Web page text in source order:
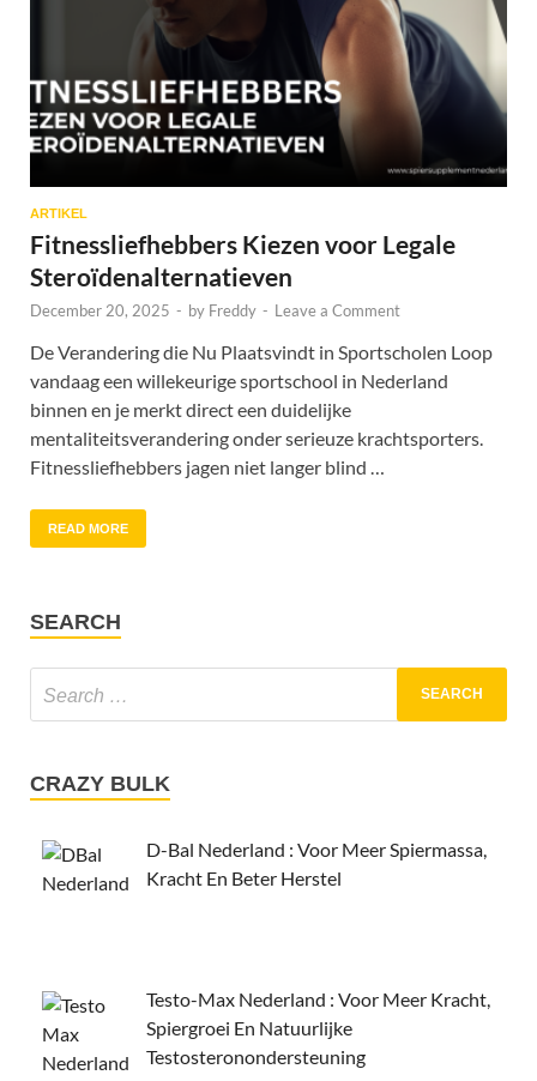
ARTIKEL
Fitnessliefhebbers Kiezen voor Legale
Steroïdenalternatieven
December 20, 2025 - by Freddy - Leave a Comment
De Verandering die Nu Plaatsvindt in Sportscholen Loop
vandaag een willekeurige sportschool in Nederland
binnen en je merkt direct een duidelijke
mentaliteitsverandering onder serieuze krachtsporters.
Fitnessliefhebbers jagen niet langer blind …
READ MORE
SEARCH
CRAZY BULK
D-Bal Nederland : Voor Meer Spiermassa,
Kracht En Beter Herstel
Testo-Max Nederland : Voor Meer Kracht,
Spiergroei En Natuurlijke
Testosteronondersteuning